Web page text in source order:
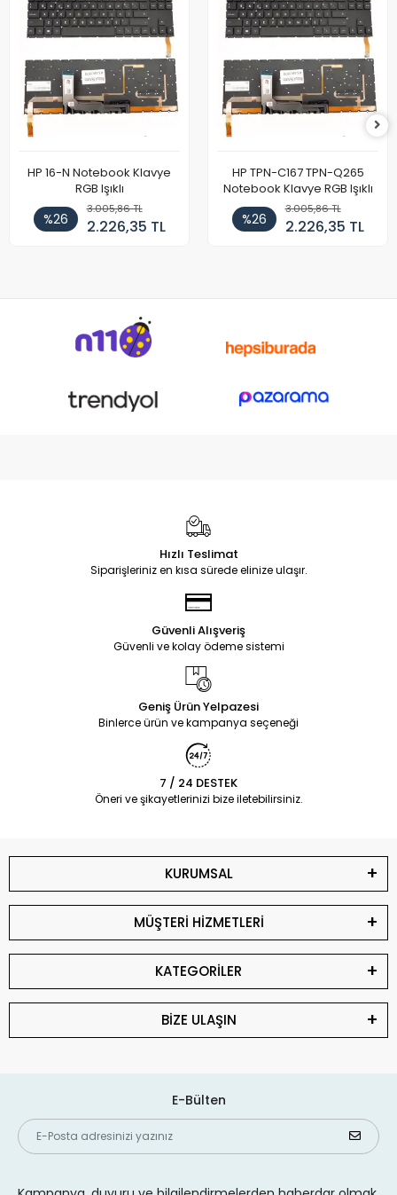
HP 16-N Notebook Klavye
RGB Işıklı
%26
3.005,86 TL
2.226,35 TL
HP TPN-C167 TPN-Q265
Notebook Klavye RGB Işıklı
%26
3.005,86 TL
2.226,35 TL
Hızlı Teslimat
Siparişleriniz en kısa sürede elinize ulaşır.
Güvenli Alışveriş
Güvenli ve kolay ödeme sistemi
Geniş Ürün Yelpazesi
Binlerce ürün ve kampanya seçeneği
7 / 24 DESTEK
Öneri ve şikayetlerinizi bize iletebilirsiniz.
KURUMSAL
MÜŞTERİ HİZMETLERİ
KATEGORİLER
BİZE ULAŞIN
E-Bülten